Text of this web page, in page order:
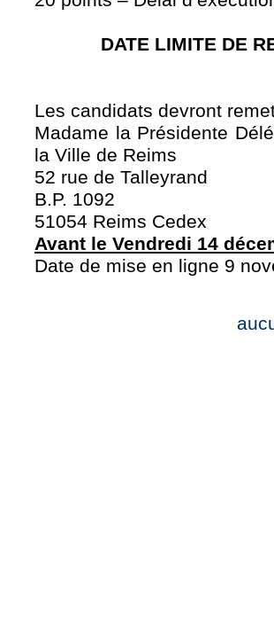
DATE LIMITE DE
Les candidats devront
Madame la Présidente
la Ville de Reims
52 rue de Talleyrand
B.P. 1092
51054 Reims Cedex
Avant le Vendredi 14
Date de mise en ligne 9